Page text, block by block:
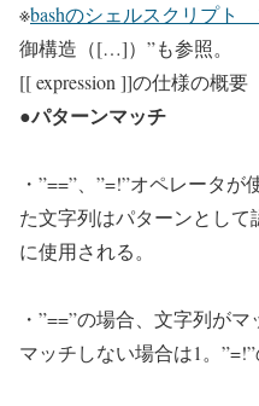
※bashのシェルスクリプト
御構造（[…]）”も参照。
[[ expression ]]の仕様の概要
●パターンマッチ
・”==”、”=!”オペレータ
た文字列はパターンとし
に使用される。
・”==”の場合、文字列が
マッチしない場合は1。”=!”